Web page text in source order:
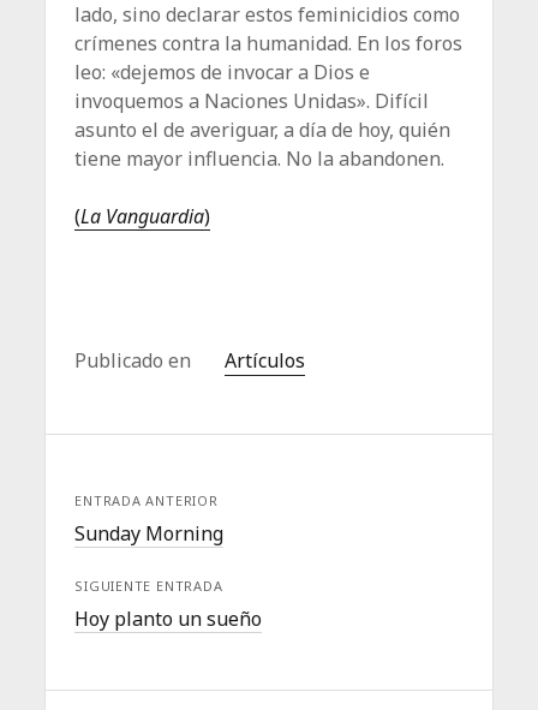
lado, sino declarar estos feminicidios como
crímenes contra la humanidad. En los foros
leo: «dejemos de invocar a Dios e
invoquemos a Naciones Unidas». Difícil
asunto el de averiguar, a día de hoy, quién
tiene mayor influencia. No la abandonen.
(La Vanguardia)
Publicado en Artículos
ENTRADA ANTERIOR
Sunday Morning
SIGUIENTE ENTRADA
Hoy planto un sueño